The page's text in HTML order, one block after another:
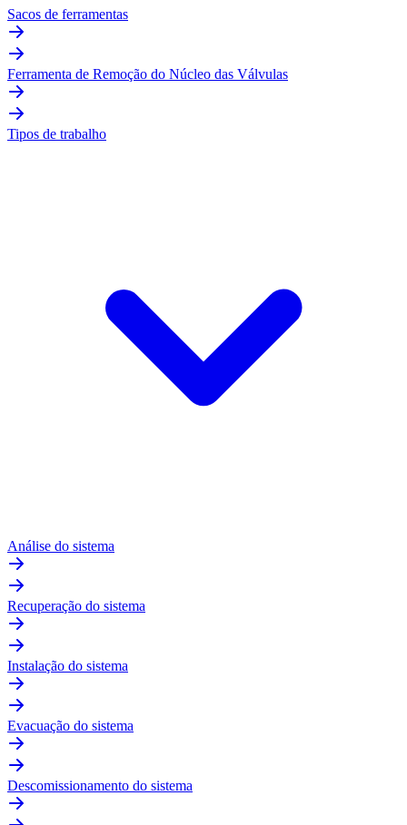
Sacos de ferramentas
Ferramenta de Remoção do Núcleo das Válvulas
Tipos de trabalho
Análise do sistema
Recuperação do sistema
Instalação do sistema
Evacuação do sistema
Descomissionamento do sistema